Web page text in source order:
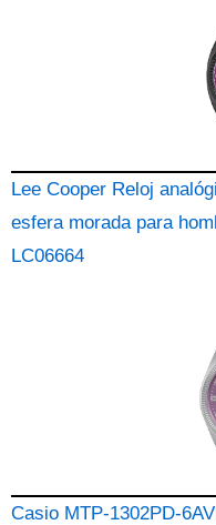
Lee Cooper Reloj
esfera morada para
LC06664
Casio MTP-1302PD-